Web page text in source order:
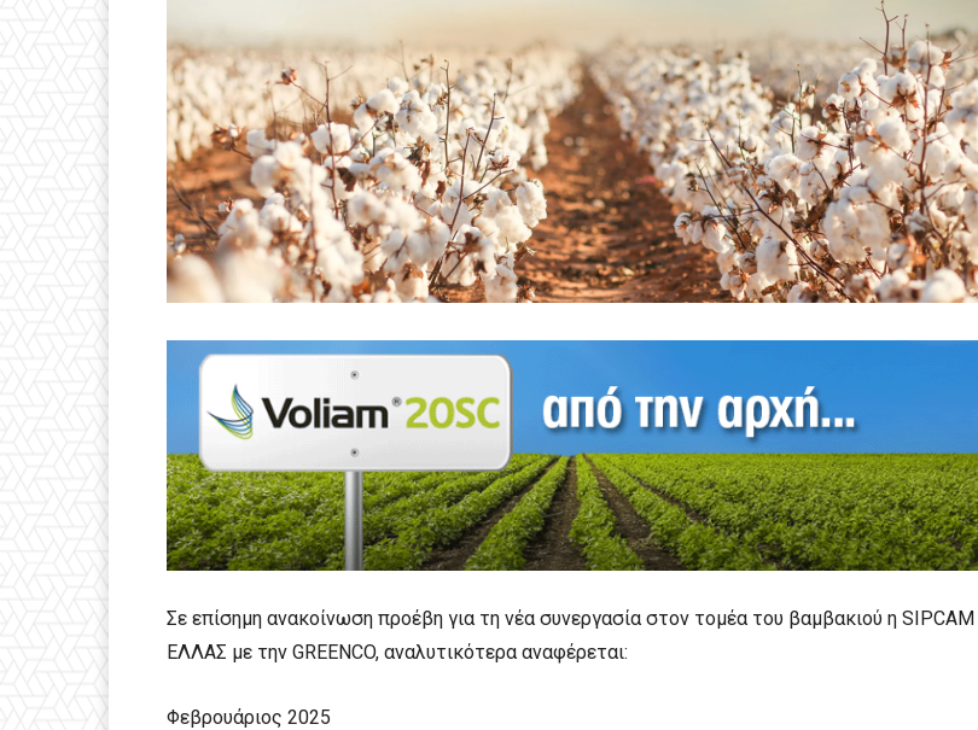
Σε επίσημη ανακοίνωση προέβη για τη νέα συνεργασία στον τομέα του βαμβακιού η SIPCAM
ΕΛΛΑΣ με την GREENCO, αναλυτικότερα αναφέρεται:
Φεβρουάριος 2025